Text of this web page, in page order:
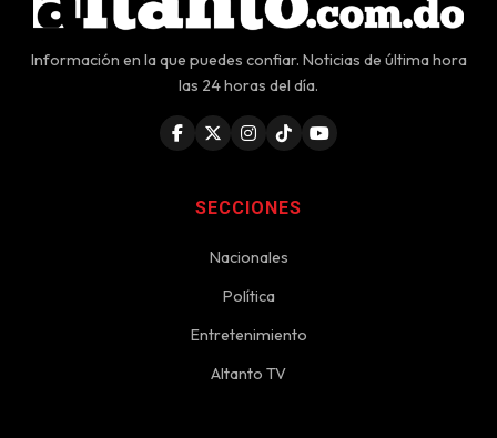
Información en la que puedes confiar. Noticias de última hora
las 24 horas del día.
SECCIONES
Nacionales
Política
Entretenimiento
Altanto TV